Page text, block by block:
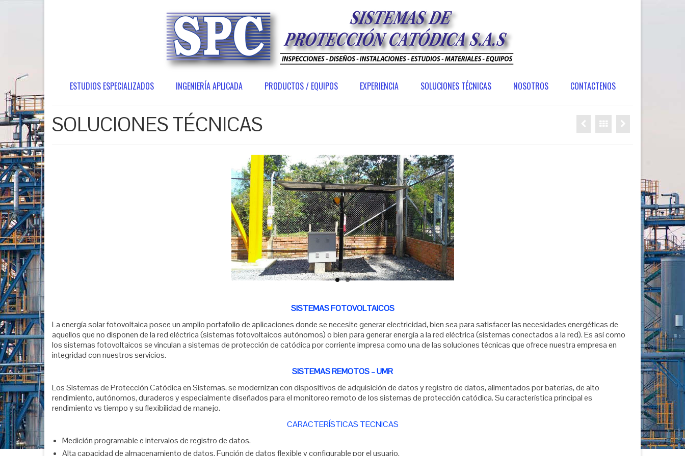
ESTUDIOS ESPECIALIZADOS INGENIERÍA APLICADA PRODUCTOS / EQUIPOS EXPERIENCIA SOLUCIONES TÉCNICAS NOSOTROS CONTACTENOS
SOLUCIONES TÉCNICAS
SISTEMAS FOTOVOLTAICOS
La energía solar fotovoltaica posee un amplio portafolio de aplicaciones donde se necesite generar electricidad, bien sea para satisfacer las necesidades energéticas de
aquellos que no disponen de la red eléctrica (sistemas fotovoltaicos autónomos) o bien para generar energía a la red eléctrica (sistemas conectados a la red). Es así como
los sistemas fotovoltaicos se vinculan a sistemas de protección de catódica por corriente impresa como una de las soluciones técnicas que ofrece nuestra empresa en
integridad con nuestros servicios.
SISTEMAS REMOTOS – UMR
Los Sistemas de Protección Catódica en Sistemas, se modernizan con dispositivos de adquisición de datos y registro de datos, alimentados por baterías, de alto
rendimiento, autónomos, duraderos y especialmente diseñados para el monitoreo remoto de los sistemas de protección catódica. Su característica principal es
rendimiento vs tiempo y su flexibilidad de manejo.
CARACTERÍSTICAS TECNICAS
Medición programable e intervalos de registro de datos.
Alta capacidad de almacenamiento de datos. Función de datos flexible y configurable por el usuario.